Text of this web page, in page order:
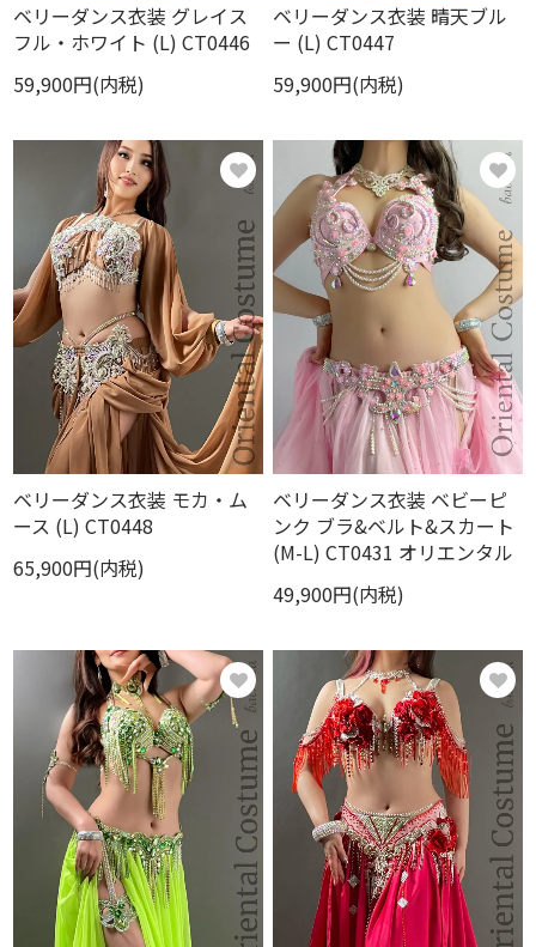
ベリーダンス衣装 グレイス
フル・ホワイト (L) CT0446
59,900円(内税)
ベリーダンス衣装 晴天ブル
ー (L) CT0447
59,900円(内税)
ベリーダンス衣装 モカ・ム
ース (L) CT0448
65,900円(内税)
ベリーダンス衣装 ベビーピ
ンク ブラ&ベルト&スカート
(M-L) CT0431 オリエンタル
49,900円(内税)